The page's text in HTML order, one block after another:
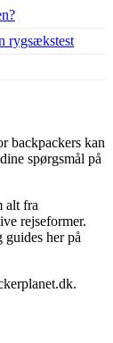
rygsækstest
backpackers kan
spørgsmål på
alt fra
rejseformer.
her på